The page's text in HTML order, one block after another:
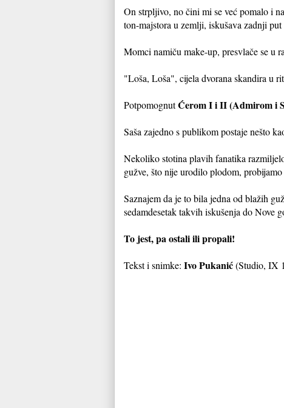
On strpljivo, no čini mi se već pomalo i
ton-majstora u zemlji, iskušava zadnji put
Momci namiču make-up, presvlače se u
"Loša, Loša", cijela dvorana skandira u
PotpomognutĆerom I i II (Admirom i
Saša zajedno s publikom postaje nešto
Nekoliko stotina plavih fanatika
gužve, što nije urodilo plodom,
Saznajem da je to bila jedna od blažih
sedamdesetak takvih iskušenja do Nove
To jest, pa ostali ili propali!
Tekst i snimke: Ivo Pukanić(Studio, IX